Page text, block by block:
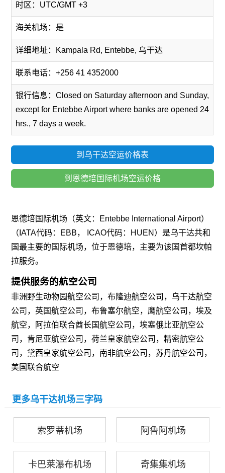
时区：UTC/GMT +3
海关机场：是
详细地址：Kampala Rd, Entebbe, 乌干达
联系电话：+256 41 4352000
银行信息：Closed on Saturday afternoon and Sunday,
except for Entebbe Airport where banks are opened 24
hrs., 7 days a week.
到乌干达空运价格表
到恩德培国际机场空运价格
恩德培国际机场（英文：Entebbe International Airport）
（IATA代码：EBB， ICAO代码：HUEN）是乌干达共和
国最主要的国际机场，位于恩德培，主要为该国首都坎帕
拉服务。
提供服务的航空公司
非洲野生动物园航空公司，布隆迪航空公司，乌干达航空
公司，英国航空公司，布鲁塞尔航空，鹰航空公司，埃及
航空，阿拉伯联合酋长国航空公司，埃塞俄比亚航空公
司，肯尼亚航空公司，荷兰皇家航空公司，精密航空公
司，黛西皇家航空公司，南非航空公司，苏丹航空公司，
美国联合航空
更多乌干达机场三字码
索罗蒂机场 阿鲁阿机场
卡巴莱瀑布机场 奇集集机场